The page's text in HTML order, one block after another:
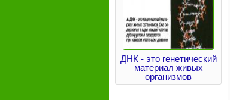
ДНК - это генетический
материал живых
организмов